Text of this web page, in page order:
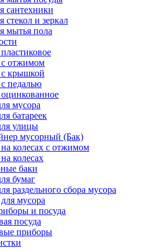
сантехники
стекол и зеркал
мытья пола
отжимом
крышкой
педалью
мусора
батареек
улицы
мусорный (Бак)
колесах с отжимом
колесах
баки
бумаг
раздельного сбора мусора
мусора
и посуда
посуда
приборы